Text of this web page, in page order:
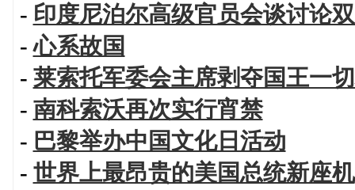
- 印度尼泊尔高级官员会谈讨论
-心系故国
- 莱索托军委会主席剥夺国王一
- 南科索沃再次实行宵禁
- 巴黎举办中国文化日活动
- 世界上最昂贵的美国总统新座机